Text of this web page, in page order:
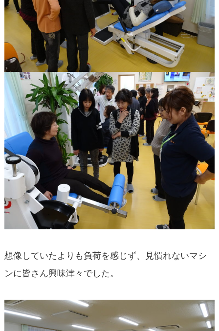
想像していたよりも負荷を感じず、見慣れないマシ
ンに皆さん興味津々でした。